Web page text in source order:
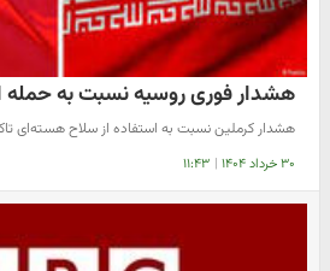
هشدار فوری روسیه نسبت به حمله
هشدار کرملین نسبت به استفاده از سلاح هسته‌ای
۳۰ خرداد ۱۴۰۴ | ۱۱:۴۳